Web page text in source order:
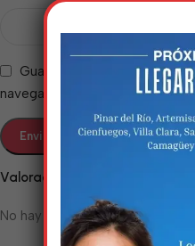
Valoraciones
No hay valoraciones aún.
Guarda mi nombre, correo
navegador para la próxima vez
Estamos
Em breve,
disponível